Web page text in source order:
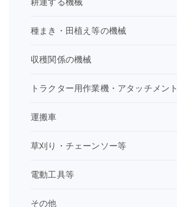
種まき・田植え等の機械
収穫関係の機械
トラクター用作業機・アタッチメント
運搬車
草刈り・チェーンソー等
電動工具等
その他